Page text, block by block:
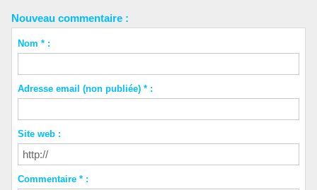
Nouveau commentaire :
Nom * :
Adresse email (non publiée) * :
Site web :
Commentaire * :